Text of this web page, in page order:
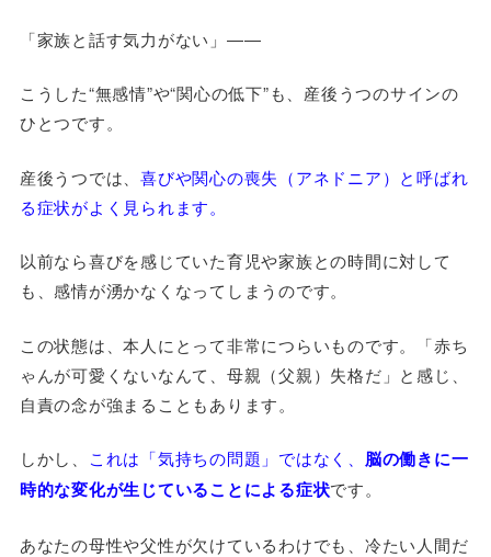
「家族と話す気力がない」――
こうした“無感情”や“関心の低下”も、産後うつのサインの
ひとつです。
産後うつでは、喜びや関心の喪失（アネドニア）と呼ばれ
る症状がよく見られます。
以前なら喜びを感じていた育児や家族との時間に対して
も、感情が湧かなくなってしまうのです。
この状態は、本人にとって非常につらいものです。「赤ち
ゃんが可愛くないなんて、母親（父親）失格だ」と感じ、
自責の念が強まることもあります。
しかし、 これは「気持ちの問題」ではなく、 脳の働きに一
時的な変化が生じていることによる症状です。
あなたの母性や父性が欠けているわけでも、冷たい人間だ